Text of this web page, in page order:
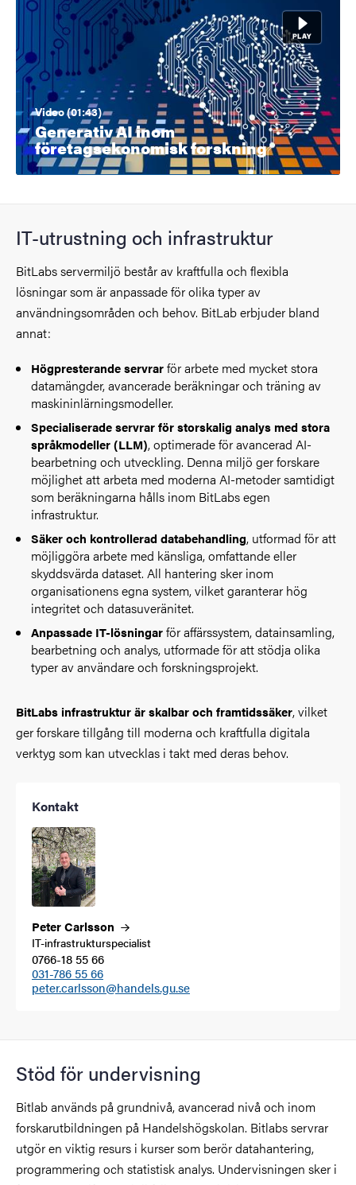
Video (01:43)
Generativ AI inom
företagsekonomisk forskning
IT-utrustning och infrastruktur
BitLabs servermiljö består av kraftfulla och flexibla
lösningar som är anpassade för olika typer av
användningsområden och behov. BitLab erbjuder bland
annat:
Högpresterande servrarför arbete med mycket stora
datamängder, avancerade beräkningar och träning av
maskininlärningsmodeller.
Specialiserade servrar för storskalig analys med stora
språkmodeller (LLM), optimerade för avancerad AI-
bearbetning och utveckling. Denna miljö ger forskare
möjlighet att arbeta med moderna AI-metoder samtidigt
som beräkningarna hålls inom BitLabs egen
infrastruktur.
Säker och kontrollerad databehandling, utformad för att
möjliggöra arbete med känsliga, omfattande eller
skyddsvärda dataset. All hantering sker inom
organisationens egna system, vilket garanterar hög
integritet och datasuveränitet.
Anpassade IT-lösningarför affärssystem, datainsamling,
bearbetning och analys, utformade för att stödja olika
typer av användare och forskningsprojekt.
BitLabs infrastruktur är skalbar och framtidssäker, vilket
ger forskare tillgång till moderna och kraftfulla digitala
verktyg som kan utvecklas i takt med deras behov.
Kontakt
PeterCarlsson
IT-infrastrukturspecialist
0766-18 55 66
031-786 55 66
peter.carlsson@handels.gu.se
Stöd för undervisning
Bitlab används på grundnivå, avancerad nivå och inom
forskarutbildningen på Handelshögskolan. Bitlabs servrar
utgör en viktig resurs i kurser som berör datahantering,
programmering och statistisk analys. Undervisningen sker i